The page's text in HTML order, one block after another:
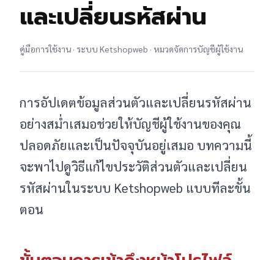
และเปลี่ยนรหัสผ่าน
คู่มือการใช้งาน · ระบบ Ketshopweb · หมวดจัดการบัญชีผู้ใช้งาน
การอัปเดตข้อมูลส่วนตัวและเปลี่ยนรหัสผ่าน
อย่างสม่ำเสมอช่วยให้บัญชีผู้ใช้งานของคุณ
ปลอดภัยและเป็นปัจจุบันอยู่เสมอ บทความนี้
จะพาไปดูวิธีแก้ไขประวัติส่วนตัวและเปลี่ยน
รหัสผ่านในระบบ Ketshopweb แบบทีละขั้น
ตอน